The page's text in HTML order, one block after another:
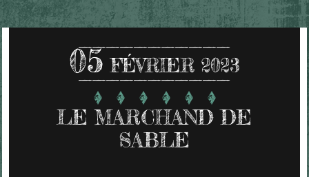
05 FÉVRIER 2023
LE MARCHAND DE
SABLE